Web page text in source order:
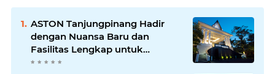
ASTON Tanjungpinang Hadir
dengan Nuansa Baru dan
Fasilitas Lengkap untuk
Kenyamanan Tamu